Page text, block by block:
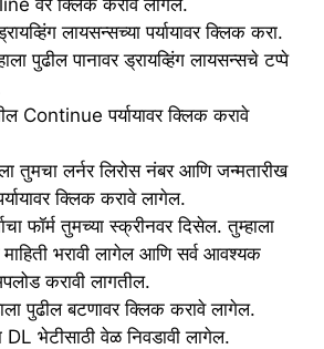
लायसन्सच्या पर्यायावर क्लिक करा.
पुढील पानावर ड्रायव्हिंग लायसन्सचे टप्पे
Continue पर्यायावर क्लिक करावे
तुमचा लर्नर लिरोस नंबर आणि जन्मतारीख
क्लिक करावे लागेल.
फॉर्म तुमच्या स्क्रीनवर दिसेल. तुम्हाला
माहिती भरावी लागेल आणि सर्व आवश्यक
करावी लागतील.
पुढील बटणावर क्लिक करावे लागेल.
DL भेटीसाठी वेळ निवडावी लागेल.